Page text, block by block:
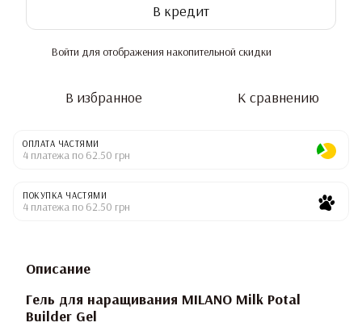
В кредит
Войти для отображения накопительной скидки
В избранное К сравнению
ОПЛАТА ЧАСТЯМИ
4 платежа по 62.50 грн
ПОКУПКА ЧАСТЯМИ
4 платежа по 62.50 грн
Описание
Гель для наращивания MILANO Milk Potal
Builder Gel